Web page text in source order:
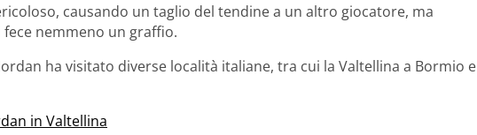
causando un taglio del tendine a un altro giocatore, ma
nemmeno un graffio.
ha visitato diverse località italiane, tra cui la Valtellina a Bormio e
in Valtellina